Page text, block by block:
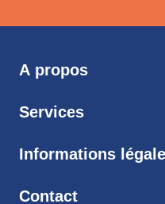
A propos
Services
Informations
Contact